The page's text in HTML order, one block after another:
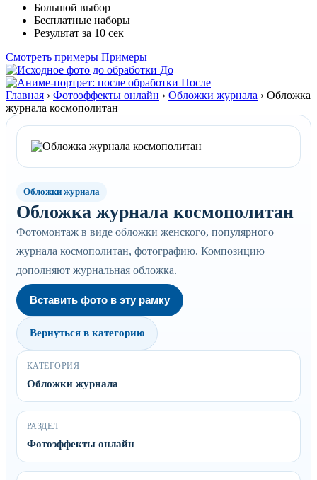
Большой выбор
Бесплатные наборы
Результат за 10 сек
Смотреть примеры Примеры
До
После
Главная › Фотоэффекты онлайн › Обложки журнала › Обложка
журнала космополитан
Обложки журнала
Обложка журнала космополитан
Фотомонтаж в виде обложки женского, популярного
журнала космополитан, фотографию. Композицию
дополняют журнальная обложка.
Вставить фото в эту рамку
Вернуться в категорию
КАТЕГОРИЯ
Обложки журнала
РАЗДЕЛ
Фотоэффекты онлайн